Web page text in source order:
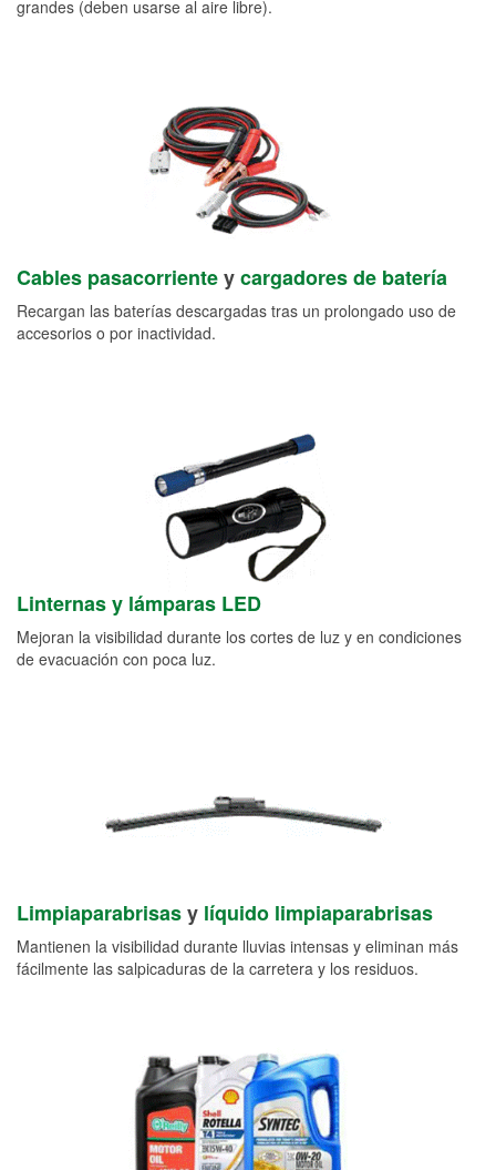
grandes (deben usarse al aire libre).
Cables pasacorrienteycargadores de batería
Recargan las baterías descargadas tras un prolongado uso de
accesorios o por inactividad.
Linternas y lámparas LED
Mejoran la visibilidad durante los cortes de luz y en condiciones
de evacuación con poca luz.
Limpiaparabrisasy líquido limpiaparabrisas
Mantienen la visibilidad durante lluvias intensas y eliminan más
fácilmente las salpicaduras de la carretera y los residuos.